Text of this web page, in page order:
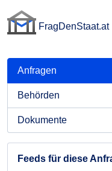
FragDenStaat.at
Anfragen
Behörden
Dokumente
Feeds für diese